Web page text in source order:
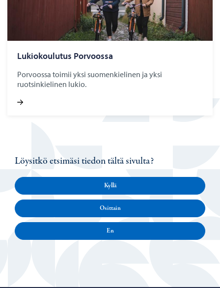
Lu­kio­kou­lu­tus Por­voos­sa
Porvoossa toimii yksi suomenkielinen ja yksi
ruotsinkielinen lukio.
Löysitkö etsimäsi tiedon tältä sivulta?
Kyllä
Osittain
En